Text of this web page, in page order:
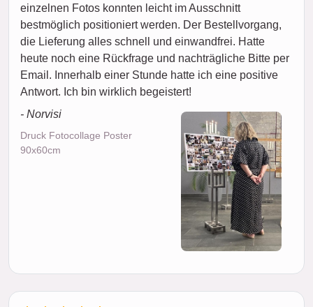
einzelnen Fotos konnten leicht im Ausschnitt
bestmöglich positioniert werden. Der Bestellvorgang,
die Lieferung alles schnell und einwandfrei. Hatte
heute noch eine Rückfrage und nachträgliche Bitte per
Email. Innerhalb einer Stunde hatte ich eine positive
Antwort. Ich bin wirklich begeistert!
- Norvisi
Druck Fotocollage Poster
90x60cm